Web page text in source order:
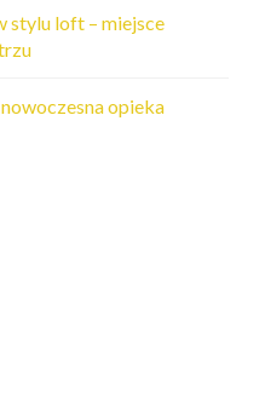
stylu loft – miejsce
opieka